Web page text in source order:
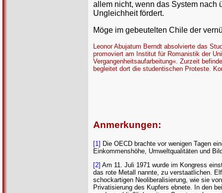
allem nicht, wenn das System nach
Ungleichheit fördert.
Möge im gebeutelten Chile der
Leonor Abujatum Berndt absolvierte das
promoviert am Institut für Romanistik der
Vergangenheitsaufarbeitung«. Zurzeit
begleitet dort die studentischen Proteste.
Anmerkungen:
[1] Die OECD brachte vor wenigen Tagen
Einkommenshöhe, Umweltqualitäten und
[2] Am 11. Juli 1971 wurde im Kongress
das rote Metall nannte, zu verstaatlichen.
schockartigen Neoliberalisierung, wie sie
Privatisierung des Kupfers ebnete. In den